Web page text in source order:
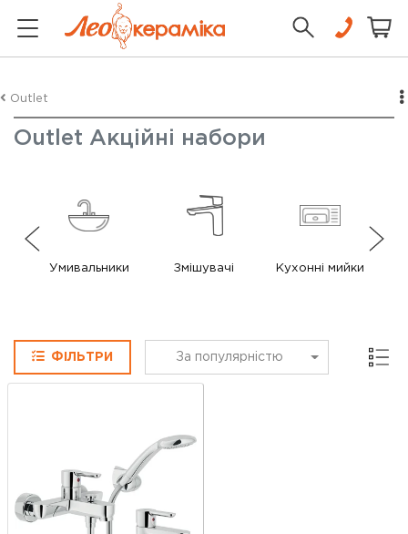
Outlet
Outlet Акційні набори
Умивальники Змішувачі Кухонні мийки
ФІЛЬТРИ За популярністю Сітка